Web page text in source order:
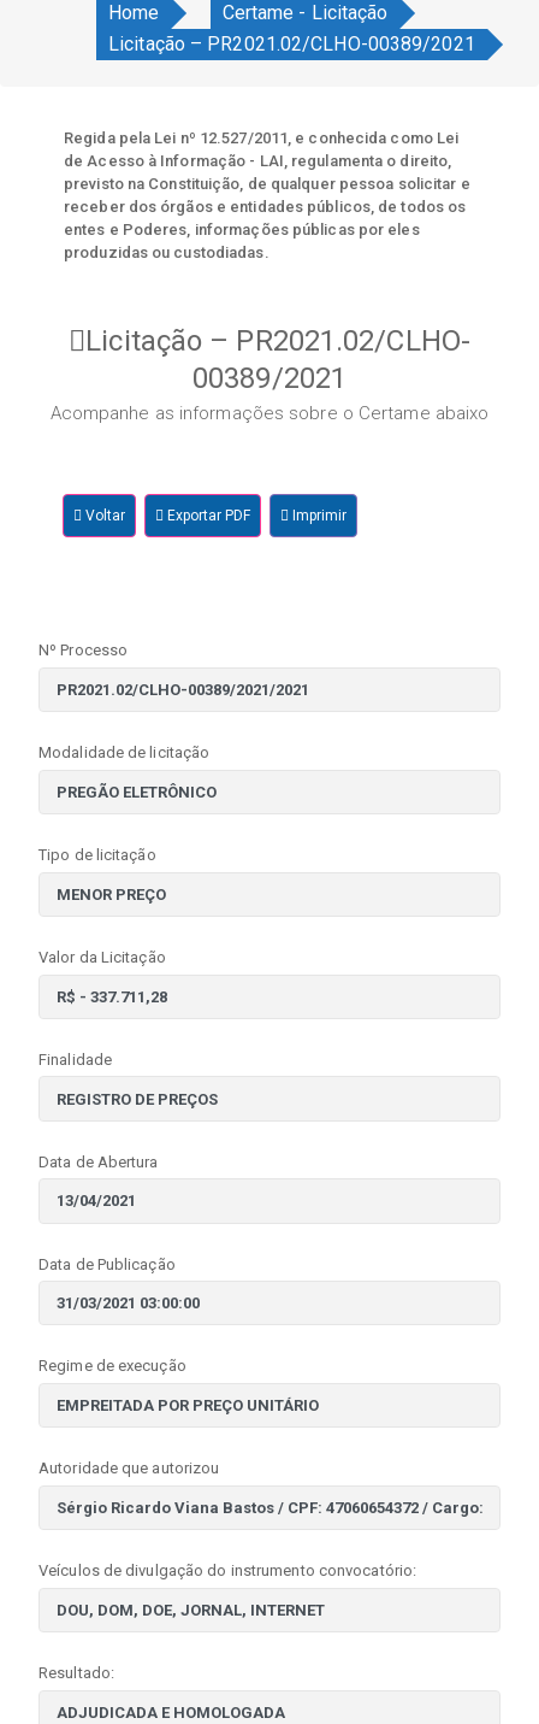
Home
Certame - Licitação
Licitação – PR2021.02/CLHO-00389/2021
Regida pela Lei nº 12.527/2011, e conhecida como Lei
de Acesso à Informação - LAI, regulamenta o direito,
previsto na Constituição, de qualquer pessoa solicitar e
receber dos órgãos e entidades públicos, de todos os
entes e Poderes, informações públicas por eles
produzidas ou custodiadas.
Licitação – PR2021.02/CLHO-
00389/2021
Acompanhe as informações sobre o Certame abaixo
Voltar Exportar PDF Imprimir
Nº Processo
Modalidade de licitação
Tipo de licitação
Valor da Licitação
Finalidade
Data de Abertura
Data de Publicação
Regime de execução
Autoridade que autorizou
Veículos de divulgação do instrumento convocatório:
Resultado: